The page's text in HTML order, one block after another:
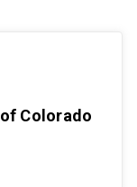
Colorado